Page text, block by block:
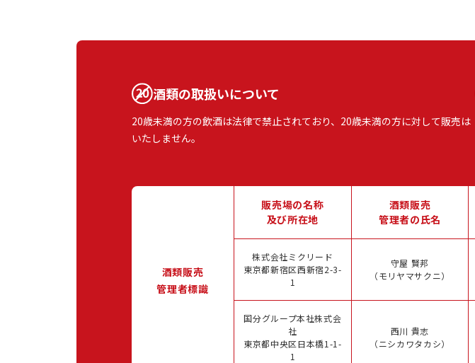
酒類の取扱いについて
20歳未満の方の飲酒は法律で禁止されており、20歳未満の方に対して販売は
いたしません。
酒類販売
管理者標識
販売場の名称
及び所在地
酒類販売
管理者の氏名
株式会社ミクリード
東京都新宿区西新宿2-3-
1
守屋 賢邦
（モリヤマサクニ）
国分グループ本社株式会
社
東京都中央区日本橋1-1-
1
西川 貴志
（ニシカワタカシ）